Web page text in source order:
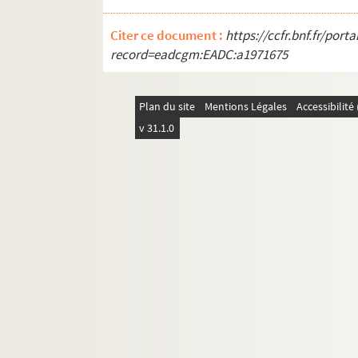
Citer ce document : https://ccfr.bnf.fr/
record=eadcgm:EADC:a1971675
Plan du site Mentions Légales
v 31.1.0